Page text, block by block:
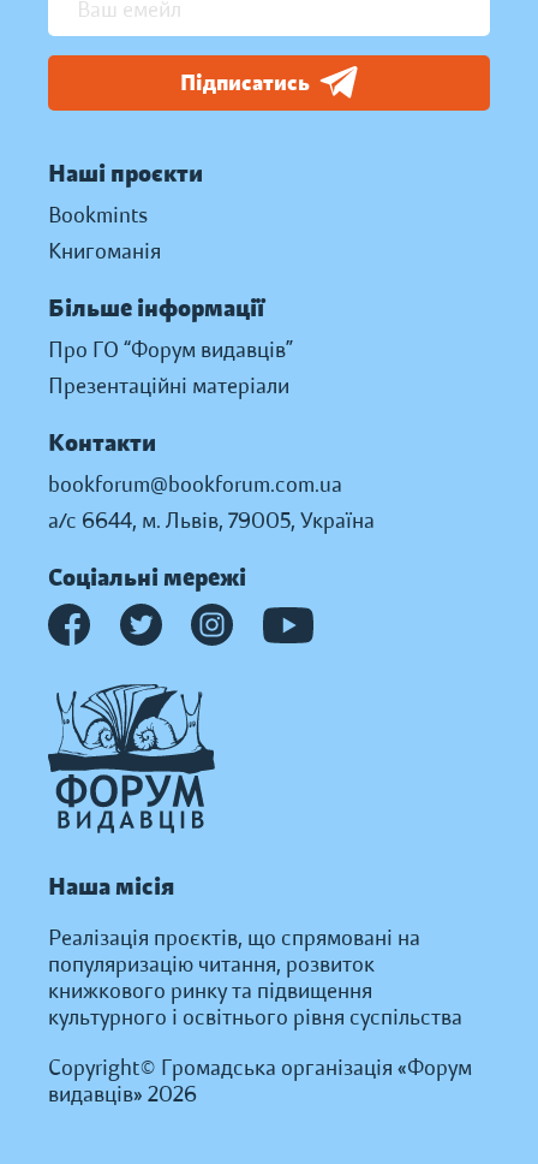
Підписатись
Наші проєкти
Bookmints
Книгоманія
Більше інформації
Про ГО “Форум видавців”
Презентаційні матеріали
Контакти
bookforum@bookforum.com.ua
а/с 6644, м. Львів, 79005, Україна
Соціальні мережі
Наша місія
Реалізація проєктів, що спрямовані на
популяризацію читання, розвиток
книжкового ринку та підвищення
культурного і освітнього рівня суспільства
Copyright© Громадська організація «Форум
видавців» 2026